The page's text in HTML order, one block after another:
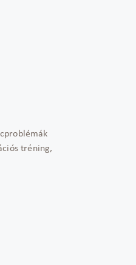
tréning,